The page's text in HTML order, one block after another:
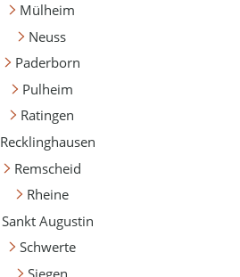
Mülheim
Neuss
Paderborn
Pulheim
Ratingen
Recklinghausen
Remscheid
Rheine
Sankt Augustin
Schwerte
Siegen